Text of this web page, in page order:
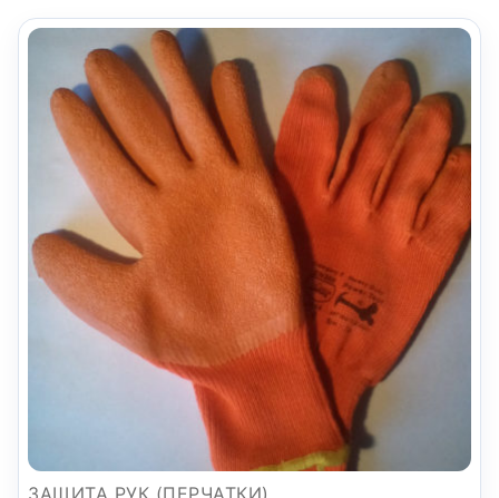
ЗАЩИТА РУК (ПЕРЧАТКИ)